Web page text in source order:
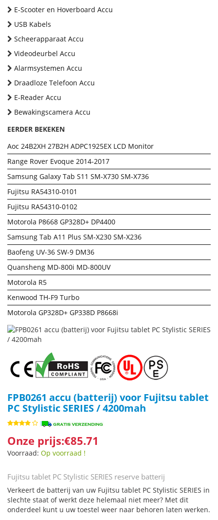
E-Scooter en Hoverboard Accu
USB Kabels
Scheerapparaat Accu
Videodeurbel Accu
Alarmsystemen Accu
Draadloze Telefoon Accu
E-Reader Accu
Bewakingscamera Accu
EERDER BEKEKEN
Aoc 24B2XH 27B2H ADPC1925EX LCD Monitor
Range Rover Evoque 2014-2017
Samsung Galaxy Tab S11 SM-X730 SM-X736
Fujitsu RA54310-0101
Fujitsu RA54310-0102
Motorola P8668 GP328D+ DP4400
Samsung Tab A11 Plus SM-X230 SM-X236
Baofeng UV-36 SW-9 DM36
Quansheng MD-800i MD-800UV
Motorola R5
Kenwood TH-F9 Turbo
Motorola GP328D+ GP338D P8668i
FPB0261 accu (batterij) voor Fujitsu tablet
PC Stylistic SERIES / 4200mah
Onze prijs:€85.71
Voorraad: Op voorraad !
Fujitsu tablet PC Stylistic SERIES reserve batterij
Verkeert de batterij van uw Fujitsu tablet PC Stylistic SERIES in
slechte staat of werkt deze helemaal niet meer? Met dit
onderdeel kunt u uw toestel weer naar behoren laten werken.